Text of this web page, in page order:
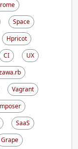
Space
Hpricot
CI
UX
Vagrant
SaaS
Grape